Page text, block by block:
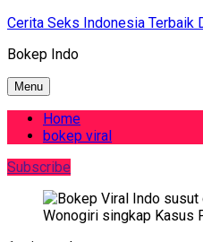
Skip
content
Cerita Seks Indonesia Terbaik
Bokep Indo
Menu
Home
bokep viral
Subscribe